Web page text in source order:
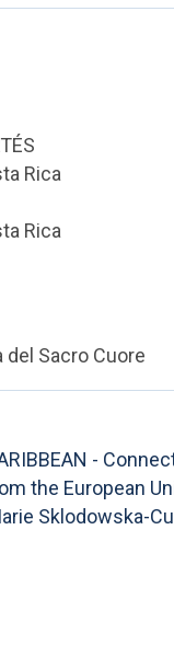
Rica
Rica
Sacro Cuore
-
the European
Sklodowska-